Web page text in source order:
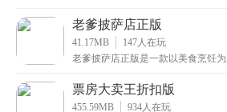
戏
老爹披萨店正版
41.17MB 147 人在玩
老爹披萨店正版是一款以美食烹饪
的披
票房大卖王折扣版
455.59MB 934 人在玩